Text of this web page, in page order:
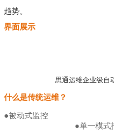
趋势。
界面展示
思通运维企业级自
什么是传统运维？
●被动式
●单一模式